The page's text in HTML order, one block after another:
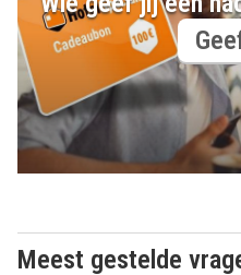
Meest gestelde